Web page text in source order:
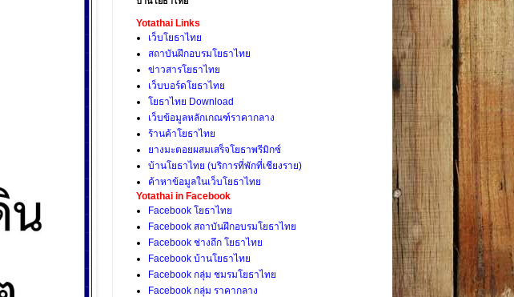
Yotathai Links
เว็บโยธาไทย
สถาบันฝึกอบรมโยธาไทย
ข่าวสารโยธาไทย
เว็บบอร์ดโยธาไทย
โยธาไทย Download
เว็บข้อมูลหลักเกณฑ์ราคากลาง
ร้านค้าโยธาไทย
ยางมะตอยผสมเสร็จโยธาพรีมิกซ์
บ้านโยธาไทย (บริการที่พักที่เชียงราย)
ค้าหาข้อมูลในเว็บโยธาไทย
Yotathai in Facebook
Facebook โยธาไทย
Facebook สถาบันฝึกอบรมโยธาไทย
Facebook ช่างถึก โยธาไทย
Facebook บ้านโยธาไทย
Facebook กลุ่ม ชมรมโยธาไทย
Facebook กลุ่ม ราคากลาง